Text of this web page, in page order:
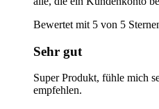
Bewertet mit 5 von 5
Sehr gut
Super Produkt, fühle mich
empfehlen.